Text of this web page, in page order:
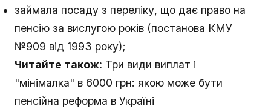
займала посаду з переліку, що дає право на
пенсію за вислугою років (постанова КМУ
№909 від 1993 року);
Читайте також: Три види виплат і
"мінімалка" в 6000 грн: якою може бути
пенсійна реформа в Україні